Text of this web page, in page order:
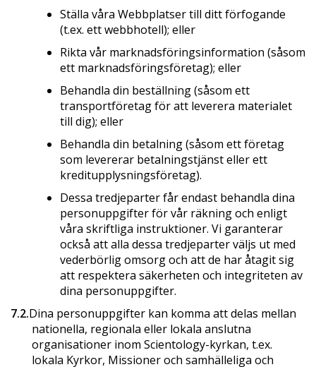
Ställa våra Webbplatser till ditt förfogande
(t.ex. ett webbhotell); eller
Rikta vår marknadsförings­information (såsom
ett marknadsföringsföretag); eller
Behandla din beställning (såsom ett
transportföretag för att leverera materialet
till dig); eller
Behandla din betalning (såsom ett företag
som levererar betalningstjänst eller ett
kreditupplysningsföretag).
Dessa tredjeparter får endast behandla dina
personuppgifter för vår räkning och enligt
våra skriftliga instruktioner. Vi garanterar
också att alla dessa tredjeparter väljs ut med
vederbörlig omsorg och att de har åtagit sig
att respektera säkerheten och integriteten av
dina personuppgifter.
7.2.Dina personuppgifter kan komma att delas mellan
nationella, regionala eller lokala anslutna
organisationer inom Scientology-kyrkan, t.ex.
lokala Kyrkor, Missioner och samhälleliga och